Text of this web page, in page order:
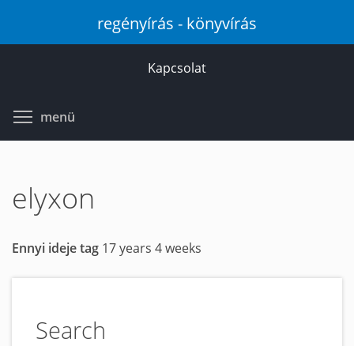
regényírás - könyvírás
Kapcsolat
menü
elyxon
Ennyi ideje tag 17 years 4 weeks
Search